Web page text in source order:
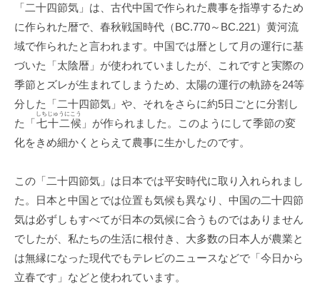
「二十四節気」は、古代中国で作られた農事を指導するため
に作られた暦で、春秋戦国時代（BC.770～BC.221）黄河流
域で作られたと言われます。中国では暦として月の運行に基
づいた「太陰暦」が使われていましたが、これですと実際の
季節とズレが生まれてしまうため、太陽の運行の軌跡を24等
分した「二十四節気」や、それをさらに約5日ごとに分割し
た「七十二候
しちじゅうにこう
」が作られました。このようにして季節の変
化をきめ細かくとらえて農事に生かしたのです。
この「二十四節気」は日本では平安時代に取り入れられまし
た。日本と中国とでは位置も気候も異なり、中国の二十四節
気は必ずしもすべてが日本の気候に合うものではありません
でしたが、私たちの生活に根付き、大多数の日本人が農業と
は無縁になった現代でもテレビのニュースなどで「今日から
立春です」などと使われています。